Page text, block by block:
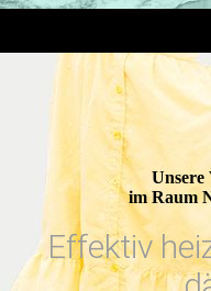
Unsere
im Raum
Effektiv